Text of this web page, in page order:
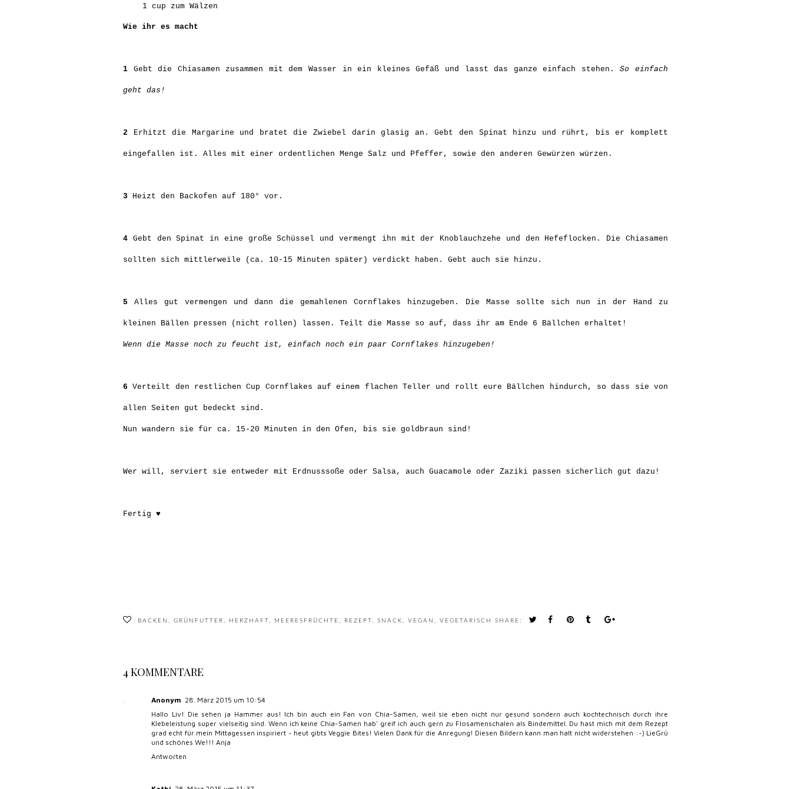
1 cup zum Wälzen
Wie ihr es macht
1 Gebt die Chiasamen zusammen mit dem Wasser in ein kleines Gefäß und lasst das ganze einfach stehen.So einfach
geht das!
2 Erhitzt die Margarine und bratet die Zwiebel darin glasig an. Gebt den Spinat hinzu und rührt, bis er komplett
eingefallen ist. Alles mit einer ordentlichen Menge Salz und Pfeffer, sowie den anderen Gewürzen würzen.
3 Heizt den Backofen auf 180° vor.
4 Gebt den Spinat in eine große Schüssel und vermengt ihn mit der Knoblauchzehe und den Hefeflocken. Die Chiasamen
sollten sich mittlerweile (ca. 10-15 Minuten später) verdickt haben. Gebt auch sie hinzu.
5 Alles gut vermengen und dann die gemahlenen Cornflakes hinzugeben. Die Masse sollte sich nun in der Hand zu
kleinen Bällen pressen (nicht rollen) lassen. Teilt die Masse so auf, dass ihr am Ende 6 Bällchen erhaltet!
Wenn die Masse noch zu feucht ist, einfach noch ein paar Cornflakes hinzugeben!
6 Verteilt den restlichen Cup Cornflakes auf einem flachen Teller und rollt eure Bällchen hindurch, so dass sie von
allen Seiten gut bedeckt sind.
Nun wandern sie für ca. 15-20 Minuten in den Ofen, bis sie goldbraun sind!
Wer will, serviert sie entweder mit Erdnusssoße oder Salsa, auch Guacamole oder Zaziki passen sicherlich gut dazu!
Fertig ♥
BACKEN , GRÜNFUTTER , HERZHAFT, MEERESFRÜCHTE , REZEPT, SNACK , VEGAN , VEGETARISCH SHARE:
4 KOMMENTARE
Anonym 28. März 2015 um 10:54
Hallo Liv! Die sehen ja Hammer aus! Ich bin auch ein Fan von Chia-Samen, weil sie eben nicht nur gesund sondern auch kochtechnisch durch ihre
Klebeleistung super vielseitig sind. Wenn ich keine Chia-Samen hab' greif ich auch gern zu Flosamenschalen als Bindemittel. Du hast mich mit dem Rezept
grad echt für mein Mittagessen inspiriert - heut gibts Veggie Bites! Vielen Dank für die Anregung! Diesen Bildern kann man halt nicht widerstehen :-) LieGrü
und schönes We!!! Anja
Antworten